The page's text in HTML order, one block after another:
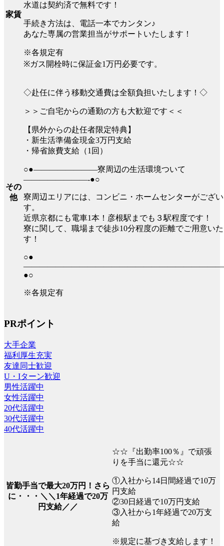
家賃
水道は契約済で無料です！
手続き方法は、電話一本でカンタン♪
あなた専属の営業担当がサポートいたします！
※各規定有
※ガス開栓時に保証金1万円必要です。
その
他
◇赴任に伴う移動交通費は全額負担いたします！◇
＞＞ご自宅からの通勤の方も大歓迎です＜＜
【県外からの赴任者限定特典】
・新生活準備金現金3万円支給
・帰省旅費支給（1回）
○●————————寮周辺の生活環境ついて
————————-●○
寮周辺エリアには、コンビニ・ホームセンターがござ
す。
近県京都にも電車1本！彦根駅までも３駅程度です！
寮に関して、職場まで徒歩10分程度の距離でご用意い
す！
○●
●○
※各規定有
PRポイント
大手企業
福利厚生充実
友達同士歓迎
U・Iターン歓迎
男性活躍中
女性活躍中
20代活躍中
30代活躍中
40代活躍中
皆勤手当で最大20万円！さら
に・・・＼＼1年経過で20万
円支給／／
☆☆『出勤率100％』で頑張
りを手当に還元☆☆
①入社から14日間経過で10万
円支給
②30日経過で10万円支給
③入社から1年経過で20万支
給
※規定に基づき支給します！